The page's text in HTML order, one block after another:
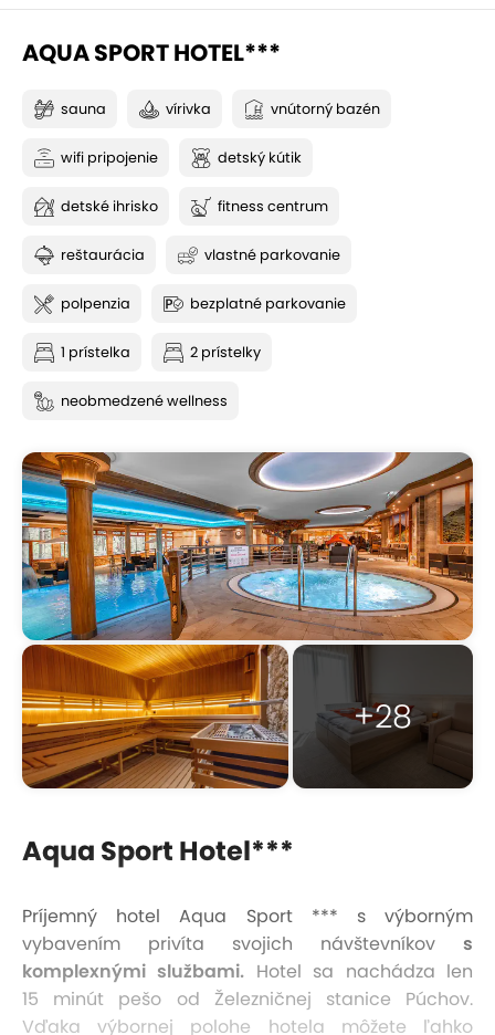
AQUA SPORT HOTEL***
sauna vírivka vnútorný bazén
wifi pripojenie detský kútik
detské ihrisko fitness centrum
reštaurácia vlastné parkovanie
polpenzia bezplatné parkovanie
1 prístelka 2 prístelky
neobmedzené wellness
+28
Aqua Sport Hotel***
Príjemný hotel Aqua Sport *** s výborným
vybavením privíta svojich návštevníkov s
komplexnými službami. Hotel sa nachádza len
15 minút pešo od Železničnej stanice Púchov.
Vďaka výbornej polohe hotela môžete ľahko